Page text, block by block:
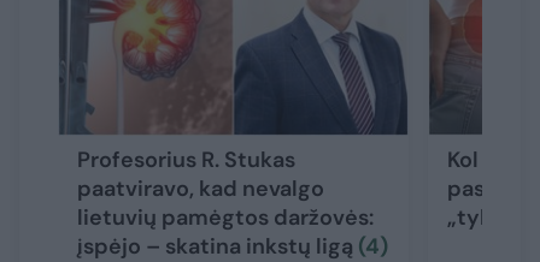
Profesorius R. Stukas
paatviravo, kad nevalgo
lietuvių pamėgtos daržovės:
įspėjo – skatina inkstų ligą (4)
Kol
pasakė,
„tylios“